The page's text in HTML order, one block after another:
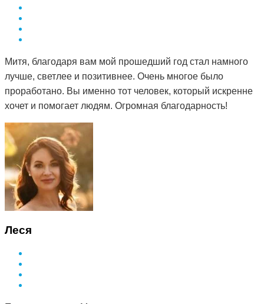
Митя, благодаря вам мой прошедший год стал намного
лучше, светлее и позитивнее. Очень многое было
проработано. Вы именно тот человек, который искренне
хочет и помогает людям. Огромная благодарность!
Леся